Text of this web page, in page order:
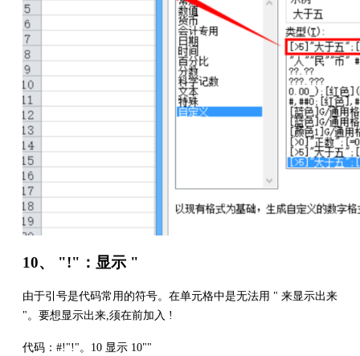
10、 "!"：显示 "
由于引号是代码常用的符号。在单元格中是无法用 " 来显示出来
"。要想显示出来,须在前加入 !
代码：#!"!"。10 显示 10""